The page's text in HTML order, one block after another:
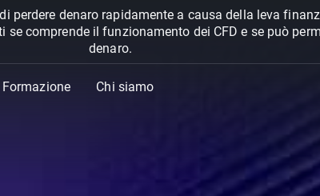
perdere denaro rapidamente a causa della leva
se comprende il funzionamento dei CFD e se può
denaro.
Formazione Chi siamo